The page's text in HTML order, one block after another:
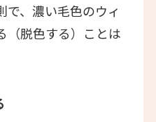
で、濃い毛色のウィ
（脱色する）ことは